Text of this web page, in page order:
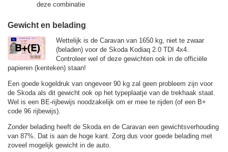
deze combinatie
Gewicht en belading
Wettelijk is de Caravan van 1650 kg, niet te zwaar
(beladen) voor de Skoda Kodiaq 2.0 TDI 4x4.
Controleer wel of deze gewichten ook in de officiële
papieren (kenteken) staan!
Een goede kogeldruk van ongeveer 90 kg zal geen probleem zijn voor
de Skoda als dit gewicht ook op het typeplaatje van de trekhaak staat.
Wel is een BE-rijbewijs noodzakelijk om er mee te rijden (of een B+
code 96 rijbewijs).
Zonder belading heeft de Skoda en de Caravan een gewichtsverhouding
van 87%. Dat is aan de hoge kant. Zorg dus voor goede belading met
zoveel mogelijk gewicht in de auto.